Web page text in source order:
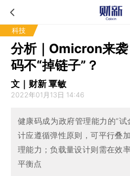
科技
分析｜Omicron来
码不“掉链子”？
文｜财新 覃敏
2022年01月13日 14:46
健康码成为政府管理能力的“试
计应遵循弹性原则，可平行叠
理能力；负载量设计则需在效
平衡点